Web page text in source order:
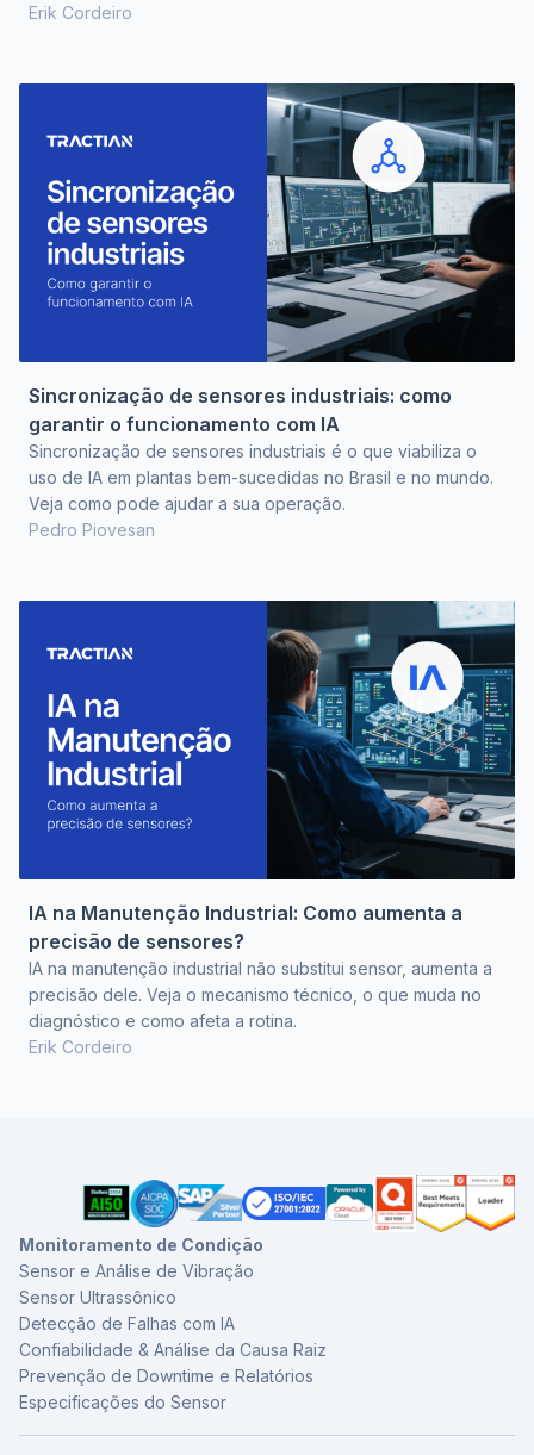
Erik Cordeiro
Sincronização de sensores industriais: como
garantir o funcionamento com IA
Sincronização de sensores industriais é o que viabiliza o
uso de IA em plantas bem-sucedidas no Brasil e no mundo.
Veja como pode ajudar a sua operação.
Pedro Piovesan
IA na Manutenção Industrial: Como aumenta a
precisão de sensores?
IA na manutenção industrial não substitui sensor, aumenta a
precisão dele. Veja o mecanismo técnico, o que muda no
diagnóstico e como afeta a rotina.
Erik Cordeiro
Monitoramento de Condição
Sensor e Análise de Vibração
Sensor Ultrassônico
Detecção de Falhas com IA
Confiabilidade & Análise da Causa Raiz
Prevenção de Downtime e Relatórios
Especificações do Sensor